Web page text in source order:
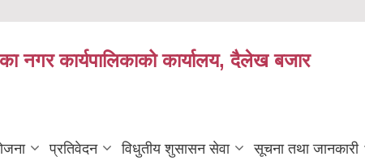
नगर कार्यपालिकाको कार्यालय, दैलेख बजार
प्रतिवेदन विधुतीय शुसासन सेवा सूचना तथा जानकारी